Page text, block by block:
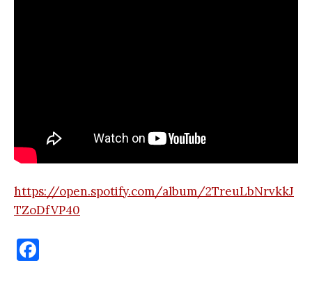
https://open.spotify.com/album/2TreuLbNrvkkJ
TZoDfVP40